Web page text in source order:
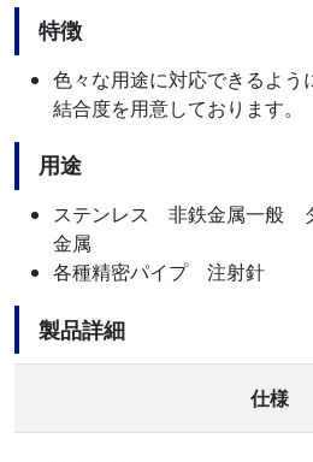
特徴
色々な用途に対応できるよう
結合度を用意しております。
用途
ステンレス 非鉄金属一般
金属
各種精密パイプ 注射針
製品詳細
仕様